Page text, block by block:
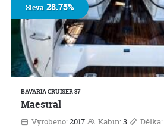
BAVARIA CRUISER 37
Maestral
Vyrobeno: 2017 Kabin: 3 Délka:
Sleva28.75%